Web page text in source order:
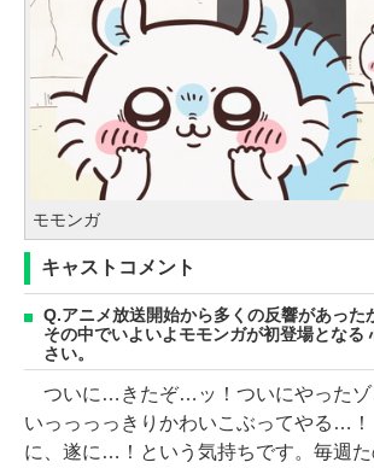
モモンガ
キャストコメント
Q.アニメ放送開始から多くの反響があった
その中でいよいよモモンガが初登場となる
さい。
ついに…きたぞ…ッ！ついにやった
いっっっっきりかわいこぶってやる…！
に、遂に…！という気持ちです。毎週